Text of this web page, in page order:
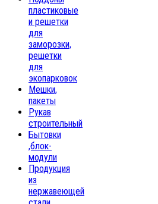
пластиковые
и решетки
для
заморозки,
решетки
для
экопарковок
Мешки,
пакеты
Рукав
строительный
Бытовки
,блок-
модули
Продукция
из
нержавеющей